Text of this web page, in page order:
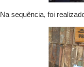
Na sequência, foi